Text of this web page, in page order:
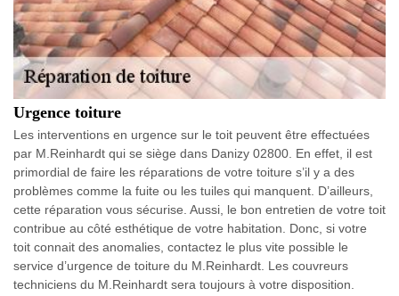
Urgence toiture
Les interventions en urgence sur le toit peuvent être effectuées
par M.Reinhardt qui se siège dans Danizy 02800. En effet, il est
primordial de faire les réparations de votre toiture s’il y a des
problèmes comme la fuite ou les tuiles qui manquent. D’ailleurs,
cette réparation vous sécurise. Aussi, le bon entretien de votre toit
contribue au côté esthétique de votre habitation. Donc, si votre
toit connait des anomalies, contactez le plus vite possible le
service d’urgence de toiture du M.Reinhardt. Les couvreurs
techniciens du M.Reinhardt sera toujours à votre disposition.